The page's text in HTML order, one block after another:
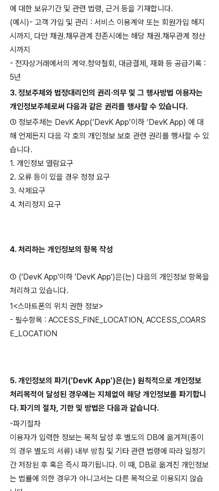
에 대한 보유기간 및 관련 법령, 근거 등을 기재합니다.
(예시)- 고객 가입 및 관리 : 서비스 이용계약 또는 회원가입 해지
시까지, 다만 채권․채무관계 잔존시에는 해당 채권․채무관계 정산
시까지
- 전자상거래에서의 계약․청약철회, 대금결제, 재화 등 공급기록 :
5년
3. 정보주체와 법정대리인의 권리·의무 및 그 행사방법 이용자는
개인정보주체로써 다음과 같은 권리를 행사할 수 있습니다.
① 정보주체는 DevK App(‘DevK App’이하 ‘DevK App) 에 대
해 언제든지 다음 각 호의 개인정보 보호 관련 권리를 행사할 수 있
습니다.
1. 개인정보 열람요구
2. 오류 등이 있을 경우 정정 요구
3. 삭제요구
4. 처리정지 요구
4. 처리하는 개인정보의 항목 작성
① ('DevK App'이하 'DevK App')은(는) 다음의 개인정보 항목을
처리하고 있습니다.
1<스마트폰의 위치 권한 정보>
- 필수항목 : ACCESS_FINE_LOCATION, ACCESS_COARS
E_LOCATION
5. 개인정보의 파기('DevK App')은(는) 원칙적으로 개인정보
처리목적이 달성된 경우에는 지체없이 해당 개인정보를 파기합니
다. 파기의 절차, 기한 및 방법은 다음과 같습니다.
-파기절차
이용자가 입력한 정보는 목적 달성 후 별도의 DB에 옮겨져(종이
의 경우 별도의 서류) 내부 방침 및 기타 관련 법령에 따라 일정기
간 저장된 후 혹은 즉시 파기됩니다. 이 때, DB로 옮겨진 개인정보
는 법률에 의한 경우가 아니고서는 다른 목적으로 이용되지 않습